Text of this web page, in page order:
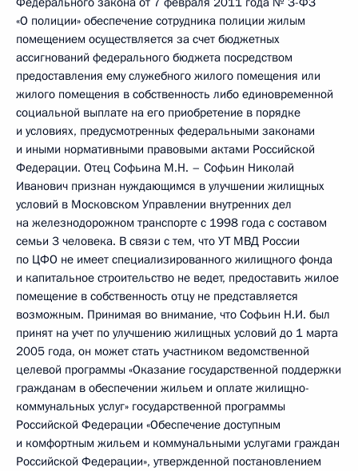
«О полиции» обеспечение сотрудника полиции жилым
помещением осуществляется за счет бюджетных
ассигнований федерального бюджета посредством
предоставления ему служебного жилого помещения или
жилого помещения в собственность либо единовременной
социальной выплате на его приобретение в порядке
и условиях, предусмотренных федеральными законами
и иными нормативными правовыми актами Российской
Федерации. Отец Софьина М.Н. – Софьин Николай
Иванович признан нуждающимся в улучшении жилищных
условий в Московском Управлении внутренних дел
на железнодорожном транспорте с 1998 года с составом
семьи 3 человека. В связи с тем, что УТ МВД России
по ЦФО не имеет специализированного жилищного фонда
и капитальное строительство не ведет, предоставить жилое
помещение в собственность отцу не представляется
возможным. Принимая во внимание, что Софьин Н.И. был
принят на учет по улучшению жилищных условий до 1 марта
2005 года, он может стать участником ведомственной
целевой программы «Оказание государственной поддержки
гражданам в обеспечении жильем и оплате жилищно-
коммунальных услуг» государственной программы
Российской Федерации «Обеспечение доступным
и комфортным жильем и коммунальными услугами граждан
Российской Федерации», утвержденной постановлением